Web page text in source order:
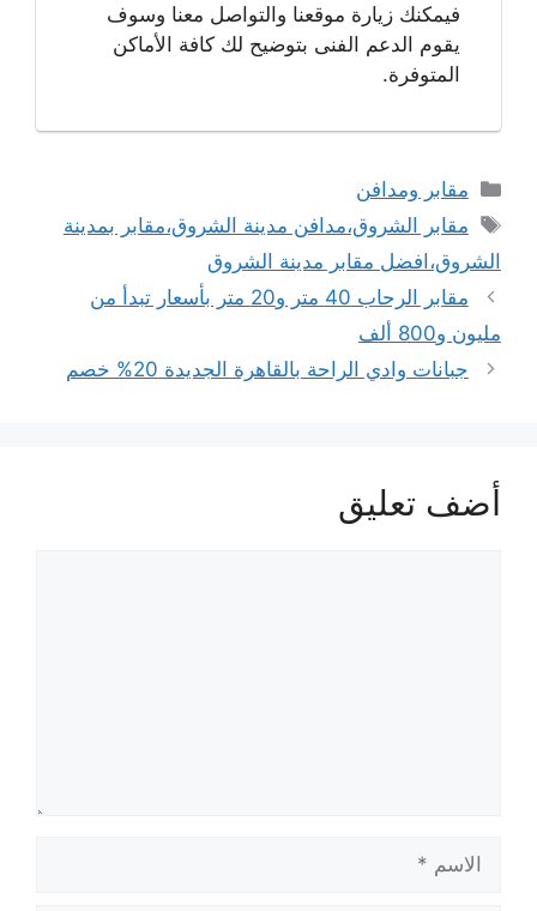
فيمكنك زيارة موقعنا والتواصل معنا وسوف
يقوم الدعم الفنى بتوضيح لك كافة الأماكن
المتوفرة.
التصنيفات
مقابر ومدافن
الوسوم
مقابر الشروق،مدافن مدينة الشروق،مقابر بمدينة
الشروق،افضل مقابر مدينة الشروق
مقابر الرحاب 40 متر و20 متر بأسعار تبدأ من
مليون و800 ألف
جبانات وادي الراحة بالقاهرة الجديدة 20% خصم
أضف تعليق